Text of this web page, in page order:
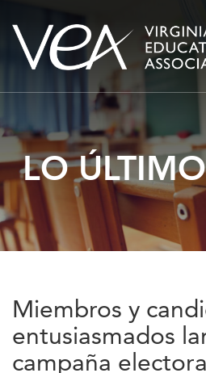
Ir
LO
Miembros y
entusiasmados
campaña